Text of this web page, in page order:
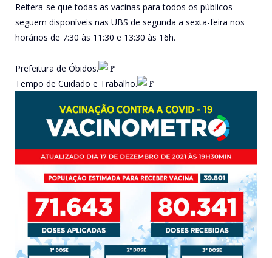
Reitera-se que todas as vacinas para todos os públicos
seguem disponíveis nas UBS de segunda a sexta-feira nos
horários de 7:30 às 11:30 e 13:30 às 16h.
Prefeitura de Óbidos.
Tempo de Cuidado e Trabalho.